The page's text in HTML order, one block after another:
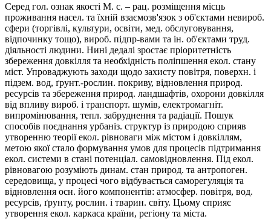
Серед гол. ознак якості М. с. – рац. розміщення місць
проживання насел. та їхній взаємозв'язок з об'єктами невироб.
сфери (торгівлі, культури, освіти, мед. обслуговування,
відпочинку тощо), вироб. підпр-вами та ін. об'єктами труд.
діяльності людини. Нині дедалі зростає пріоритетність
збереження довкілля та необхідність поліпшення екол. стану
міст. Упроваджують заходи щодо захисту повітря, поверхн. і
підзем. вод, ґрунт.-рослин. покриву, відновлення природ.
ресурсів та збереження природ. ландшафтів, охорони довкілля
від впливу вироб. і транспорт. шумів, електромагніт.
випромінювання, тепл. забруднення та радіації. Пошук
способів поєднання урбаніз. структур із природою сприяв
утворенню теорії екол. рівноваги між містом і довкіллям,
метою якої стало формування умов для процесів підтримання
екол. системи в стані потенціал. самовідновлення. Під екол.
рівновагою розуміють динам. стан природ. та антропоген.
середовища, у процесі чого відбувається саморегуляція та
відновлення осн. його компонентів: атмосфер. повітря, вод.
ресурсів, ґрунту, рослин. і тварин. світу. Цьому сприяє
утворення екол. каркаса країни, регіону та міста.